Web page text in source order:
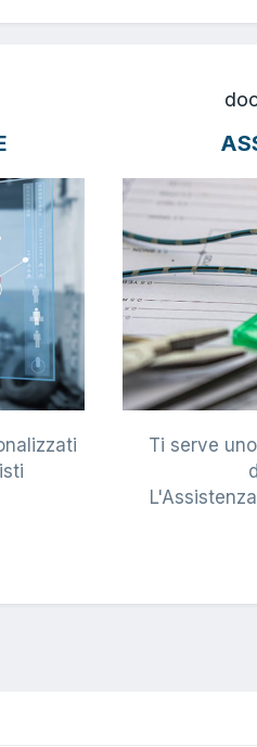
Ti serve